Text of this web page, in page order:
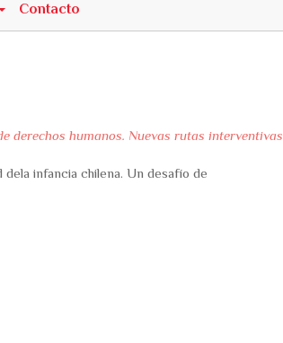
Contacto
derechos humanos. Nuevas rutas interventivas
infancia chilena. Un desafío de